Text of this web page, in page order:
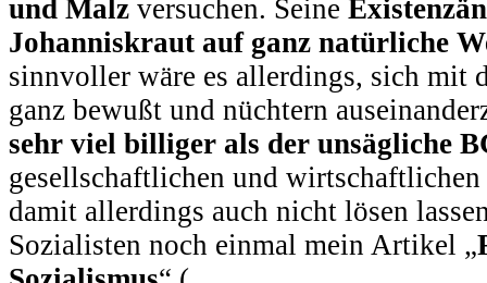
und Malz versuchen. Seine
Johanniskraut auf ganz natürliche
sinnvoller wäre es allerdings, sich mit
ganz bewußt und nüchtern
sehr viel billiger als der unsägliche
gesellschaftlichen und
damit allerdings auch nicht lösen
Sozialisten noch einmal mein Artikel „